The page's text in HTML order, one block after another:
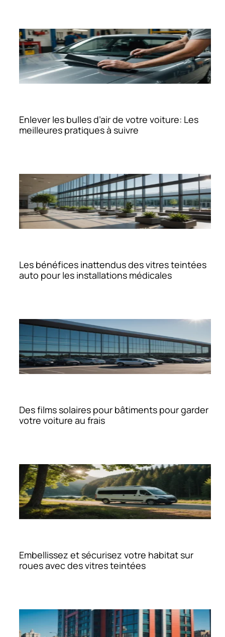
Enlever les bulles d’air de votre voiture: Les
meilleures pratiques à suivre
Les bénéfices inattendus des vitres teintées
auto pour les installations médicales
Des films solaires pour bâtiments pour garder
votre voiture au frais
Embellissez et sécurisez votre habitat sur
roues avec des vitres teintées